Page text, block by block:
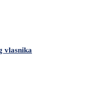
vlasnika